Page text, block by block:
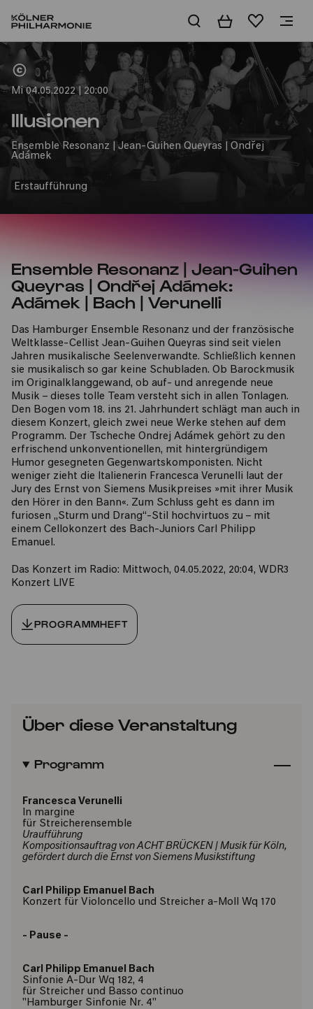
WarenkorbMerkliste
Home
Mi 04.05.2022 | 20:00
Illusionen
Ensemble Resonanz | Jean-Guihen Queyras | Ondřej
Adámek
Erstaufführung
Ensemble Resonanz | Jean-Guihen
Queyras | Ondřej Adámek:
Adámek | Bach | Verunelli
Das Hamburger Ensemble Resonanz und der französische
Weltklasse-Cellist Jean-Guihen Queyras sind seit vielen
Jahren musikalische Seelenverwandte. Schließlich kennen
sie musikalisch so gar keine Schubladen. Ob Barockmusik
im Originalklanggewand, ob auf- und anregende neue
Musik – dieses tolle Team versteht sich in allen Tonlagen.
Den Bogen vom 18. ins 21. Jahrhundert schlägt man auch in
diesem Konzert, gleich zwei neue Werke stehen auf dem
Programm. Der Tscheche Ondrej Adámek gehört zu den
erfrischend unkonventionellen, mit hintergründigem
Humor gesegneten Gegenwartskomponisten. Nicht
weniger zieht die Italienerin Francesca Verunelli laut der
Jury des Ernst von Siemens Musikpreises »mit ihrer Musik
den Hörer in den Bann«. Zum Schluss geht es dann im
furiosen „Sturm und Drang“-Stil hochvirtuos zu – mit
einem Cellokonzert des Bach-Juniors Carl Philipp
Emanuel.
Das Konzert im Radio: Mittwoch, 04.05.2022, 20:04, WDR3
Konzert LIVE
PROGRAMMHEFT
Über diese Veranstaltung
Programm
Francesca Verunelli
In margine
für Streicherensemble
Uraufführung
Kompositionsauftrag von ACHT BRÜCKEN | Musik für Köln,
gefördert durch die Ernst von Siemens Musikstiftung
Carl Philipp Emanuel Bach
Konzert für Violoncello und Streicher a-Moll Wq 170
- Pause -
Carl Philipp Emanuel Bach
Sinfonie A-Dur Wq 182, 4
für Streicher und Basso continuo
"Hamburger Sinfonie Nr. 4"